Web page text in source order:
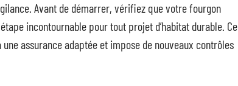
Avant de démarrer, vérifiez que votre fourgon
incontournable pour tout projet d’habitat durable. Ce
assurance adaptée et impose de nouveaux contrôles